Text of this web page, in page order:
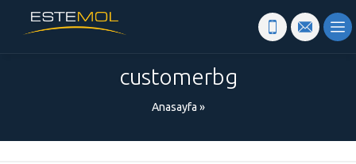
customerbg
Anasayfa »